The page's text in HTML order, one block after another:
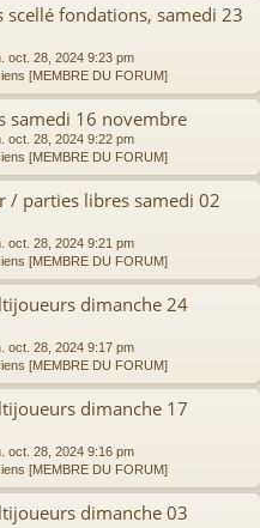
scellé fondations, samedi 23
oct. 28, 2024 9:23 pm
[MEMBRE DU FORUM]
samedi 16 novembre
oct. 28, 2024 9:22 pm
[MEMBRE DU FORUM]
/ parties libres samedi 02
oct. 28, 2024 9:21 pm
[MEMBRE DU FORUM]
dimanche 24
oct. 28, 2024 9:17 pm
[MEMBRE DU FORUM]
dimanche 17
oct. 28, 2024 9:16 pm
[MEMBRE DU FORUM]
dimanche 03